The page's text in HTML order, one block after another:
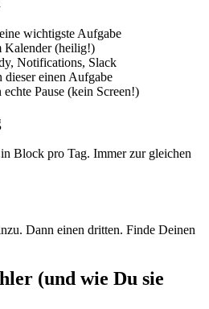
wichtigste Aufgabe
Kalender (heilig!)
Notifications, Slack
einen Aufgabe
Pause (kein Screen!)
Block pro Tag. Immer zur gleichen
Dann einen dritten. Finde Deinen
(und wie Du sie